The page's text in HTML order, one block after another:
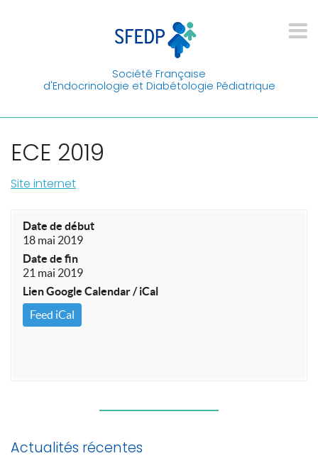
Société Française
d'Endocrinologie et Diabétologie Pédiatrique
ECE 2019
Site internet
Date de début
18 mai 2019
Date de fin
21 mai 2019
Lien Google Calendar / iCal
Feed iCal
Actualités récentes